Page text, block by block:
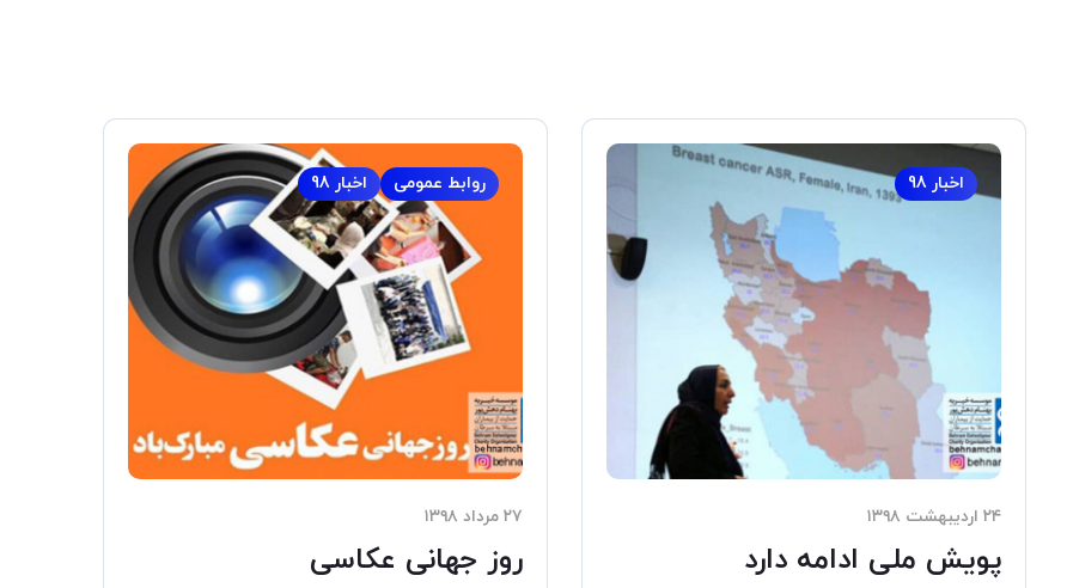
اخبار 98
۲۴ اردیبهشت ۱۳۹۸
پویش ملی ادامه دارد
اخبار 98 روابط عمومی
۲۷ مرداد ۱۳۹۸
روز جهانی عکاسی